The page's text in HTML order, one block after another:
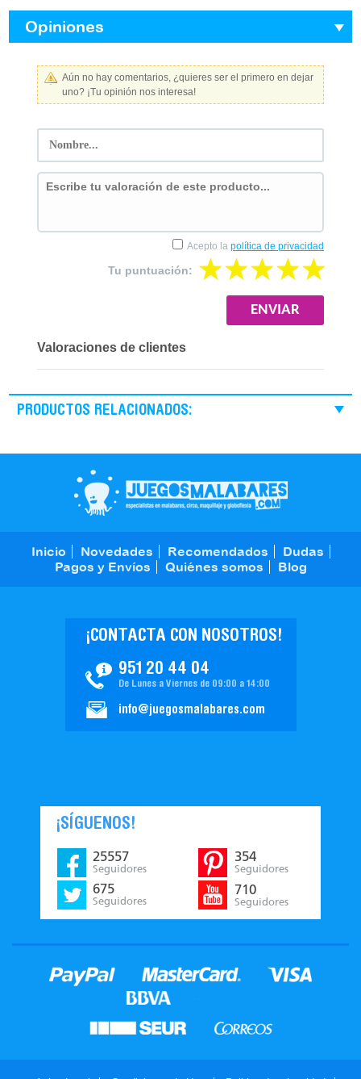
Opiniones
Aún no hay comentarios, ¿quieres ser el primero en dejar
uno? ¡Tu opinión nos interesa!
Valoraciones de clientes
Tu puntuación:
Acepto la política de privacidad
PRODUCTOS RELACIONADOS:
Inicio Novedades Recomendados
Dudas
Pagos y Envíos
Quiénes somos Blog
951 20 44 04
¡CONTACTA CON NOSOTROS!
De Lunes a Viernes de 09:00 a 14:00
info@juegosmalabares.com
¡SÍGUENOS!
25557
Seguidores
675
Seguidores
354
Seguidores
710
Seguidores